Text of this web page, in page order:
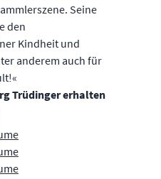
Seine
den
Kindheit und
anderem auch für
Trüdinger erhalten